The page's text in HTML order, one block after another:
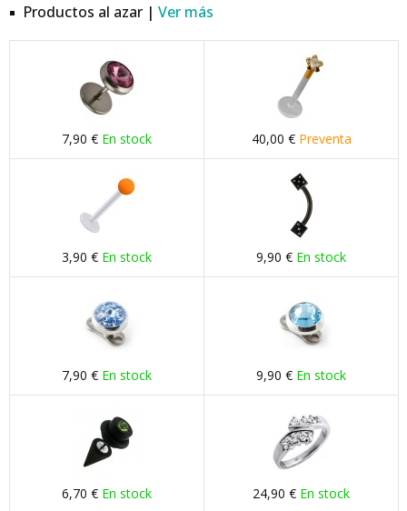
Productos al azar | Ver más
7,90 € En stock 40,00 € Preventa
3,90 € En stock 9,90 € En stock
7,90 € En stock 9,90 € En stock
6,70 € En stock 24,90 € En stock